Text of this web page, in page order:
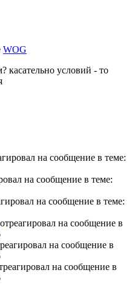
WOG
касательно условий - то
на сообщение в теме:
на сообщение в теме:
на сообщение в теме:
отреагировал на сообщение в
на сообщение в
на сообщение в